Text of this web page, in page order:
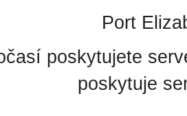
Port
poskytujete
poskytuje